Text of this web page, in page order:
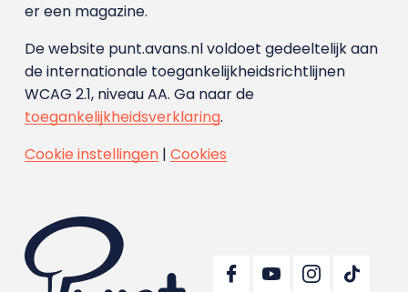
er een magazine.
De website punt.avans.nl voldoet gedeeltelijk aan
de internationale toegankelijkheidsrichtlijnen
WCAG 2.1, niveau AA. Ga naar de
toegankelijkheidsverklaring.
Cookie instellingen| Cookies